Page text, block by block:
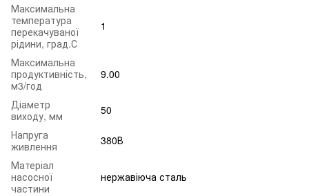
Максимальна
температура
перекачуваної
рідини, град.С
1
Максимальна
продуктивність,
м3/год
9.00
Діаметр
виходу, мм
50
Напруга
живлення
380В
Матеріал
насосної
частини
нержавіюча сталь